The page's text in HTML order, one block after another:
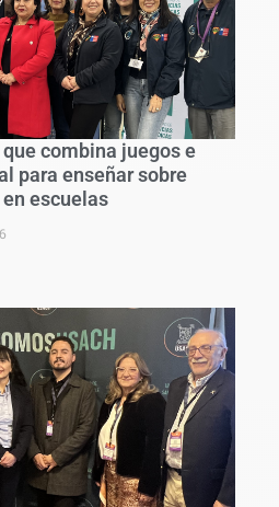
combina juegos e
para enseñar sobre
escuelas